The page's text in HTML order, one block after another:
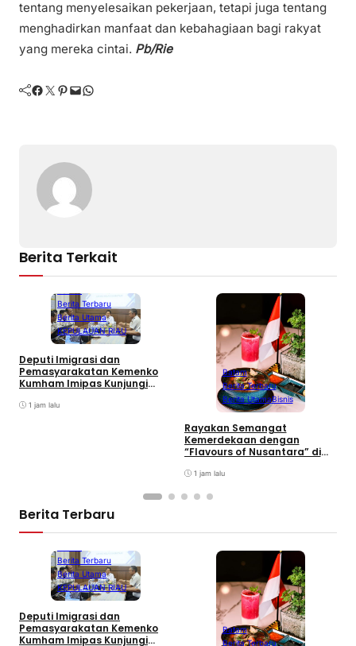
tentang menyelesaikan pekerjaan, tetapi juga tentang
menghadirkan manfaat dan kebahagiaan bagi rakyat
yang mereka cintai. Pb/Rie
Facebook Twitter Pinterest Mail WhatsApp
Berita Terkait
Berita Terbaru
Berita Utama
KEPULAUAN RIAU
Deputi Imigrasi dan
Pemasyarakatan Kemenko
Kumham Imipas Kunjungi
Overstaying dan KUHP Baru
1 jam lalu
Batam
Berita Terbaru
Berita UtamaBisnis
Rayakan Semangat
Kemerdekaan dengan
“Flavours of Nusantara” di
Centre
1 jam lalu
Berita Terbaru
Berita Terbaru
Berita Utama
KEPULAUAN RIAU
Deputi Imigrasi dan
Pemasyarakatan Kemenko
Kumham Imipas Kunjungi
Batam
Berita Terbaru